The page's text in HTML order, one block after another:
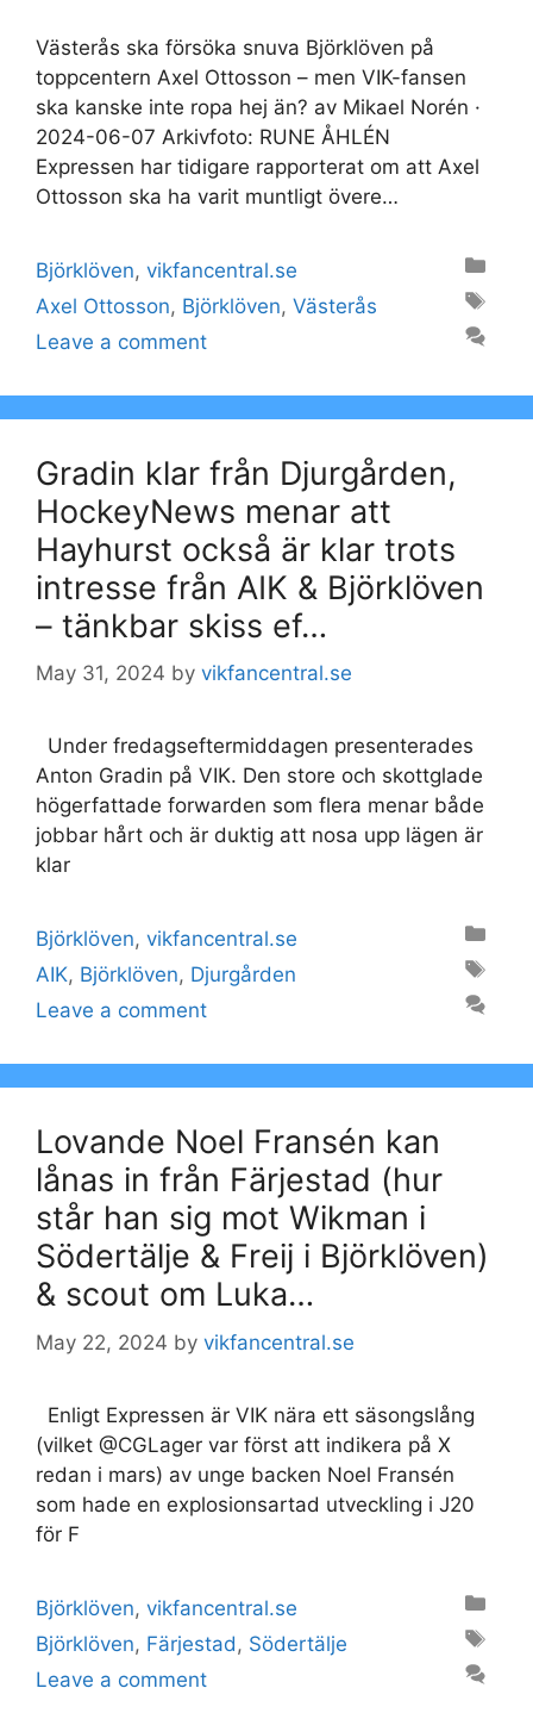
Västerås ska försöka snuva Björklöven på
toppcentern Axel Ottosson – men VIK-fansen
ska kanske inte ropa hej än? av Mikael Norén ·
2024-06-07 Arkivfoto: RUNE ÅHLÉN
Expressen har tidigare rapporterat om att Axel
Ottosson ska ha varit muntligt övere…
Categories
Björklöven, vikfancentral.se
Tags
Axel Ottosson, Björklöven, Västerås
Leave a comment
Gradin klar från Djurgården,
HockeyNews menar att
Hayhurst också är klar trots
intresse från AIK & Björklöven
– tänkbar skiss ef…
May 31, 2024 by vikfancentral.se
Under fredagseftermiddagen presenterades
Anton Gradin på VIK. Den store och skottglade
högerfattade forwarden som flera menar både
jobbar hårt och är duktig att nosa upp lägen är
klar
Categories
Björklöven, vikfancentral.se
Tags
AIK, Björklöven, Djurgården
Leave a comment
Lovande Noel Fransén kan
lånas in från Färjestad (hur
står han sig mot Wikman i
Södertälje & Freij i Björklöven)
& scout om Luka…
May 22, 2024 by vikfancentral.se
Enligt Expressen är VIK nära ett säsongslång
(vilket @CGLager var först att indikera på X
redan i mars) av unge backen Noel Fransén
som hade en explosionsartad utveckling i J20
för F
Categories
Björklöven, vikfancentral.se
Tags
Björklöven, Färjestad , Södertälje
Leave a comment